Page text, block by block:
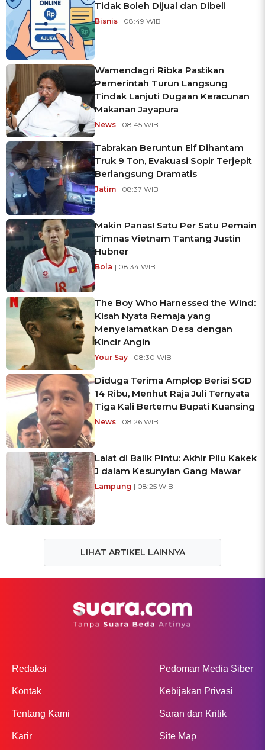
Tidak Boleh Dijual dan Dibeli
Bisnis | 08:49 WIB
Wamendagri Ribka Pastikan
Pemerintah Turun Langsung
Tindak Lanjuti Dugaan Keracunan
Makanan Jayapura
News | 08:45 WIB
Tabrakan Beruntun Elf Dihantam
Truk 9 Ton, Evakuasi Sopir Terjepit
Berlangsung Dramatis
Jatim | 08:37 WIB
Makin Panas! Satu Per Satu Pemain
Timnas Vietnam Tantang Justin
Hubner
Bola | 08:34 WIB
The Boy Who Harnessed the Wind:
Kisah Nyata Remaja yang
Menyelamatkan Desa dengan
Kincir Angin
Your Say | 08:30 WIB
Diduga Terima Amplop Berisi SGD
14 Ribu, Menhut Raja Juli Ternyata
Tiga Kali Bertemu Bupati Kuansing
News | 08:26 WIB
Lalat di Balik Pintu: Akhir Pilu Kakek
J dalam Kesunyian Gang Mawar
Lampung | 08:25 WIB
LIHAT ARTIKEL LAINNYA
Redaksi
Kontak
Tentang Kami
Karir
Pedoman Media Siber
Kebijakan Privasi
Saran dan Kritik
Site Map